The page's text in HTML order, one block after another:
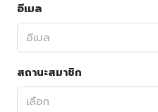
อีเมล
สถานะสมาชิก
เลือก